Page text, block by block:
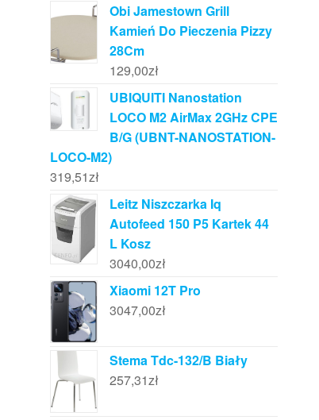
Obi Jamestown Grill
Kamień Do Pieczenia Pizzy
28Cm
129,00zł
UBIQUITI Nanostation
LOCO M2 AirMax 2GHz CPE
B/G (UBNT-NANOSTATION-
LOCO-M2)
319,51zł
Leitz Niszczarka Iq
Autofeed 150 P5 Kartek 44
L Kosz
3040,00zł
Xiaomi 12T Pro
3047,00zł
Stema Tdc-132/B Biały
257,31zł